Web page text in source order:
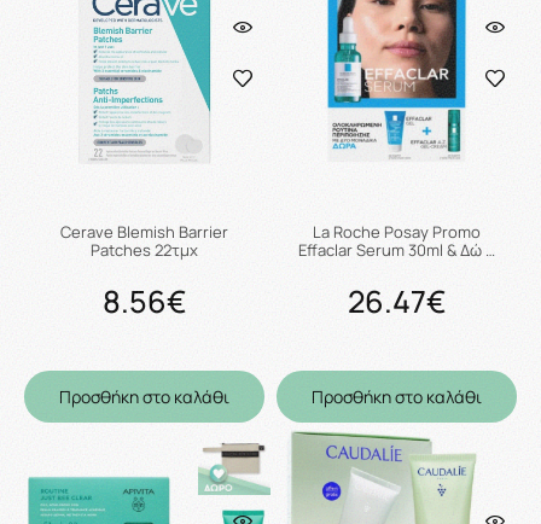
Cerave Blemish Barrier
Patches 22τμχ
8.56€
Προσθήκη στο καλάθι
La Roche Posay Promo
Effaclar Serum 30ml & Δώ …
26.47€
Προσθήκη στο καλάθι